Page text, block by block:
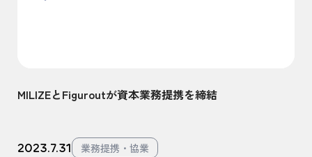
MILIZEとFiguroutが資本業務提携を締結
2023.7.31 業務提携・協業